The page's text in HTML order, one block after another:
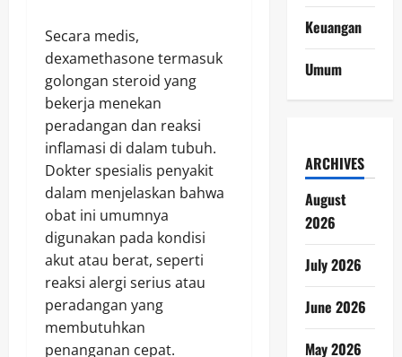
Secara medis,
dexamethasone termasuk
golongan steroid yang
bekerja menekan
peradangan dan reaksi
inflamasi di dalam tubuh.
Dokter spesialis penyakit
dalam menjelaskan bahwa
obat ini umumnya
digunakan pada kondisi
akut atau berat, seperti
reaksi alergi serius atau
peradangan yang
membutuhkan
penanganan cepat.
Keuangan
Umum
ARCHIVES
August
2026
July 2026
June 2026
May 2026